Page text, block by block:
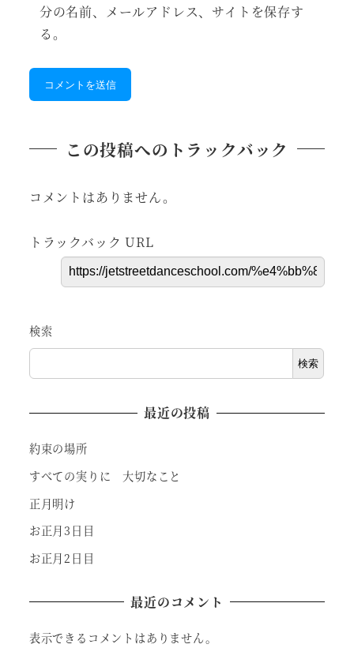
分の名前、メールアドレス、サイトを保存す
る。
この投稿へのトラックバック
コメントはありません。
トラックバック URL
検索
検索
最近の投稿
約束の場所
すべての実りに 大切なこと
正月明け
お正月3日目
お正月2日目
最近のコメント
表示できるコメントはありません。